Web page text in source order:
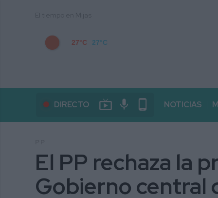
27°C 27°C
DIRECTO live_tv mic phone_android NOTICIAS
El PP rechaza la
Gobierno central